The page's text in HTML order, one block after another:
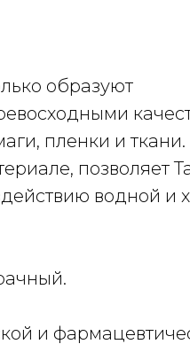
образуют
пленки и ткани.
позволяет
водной и
и